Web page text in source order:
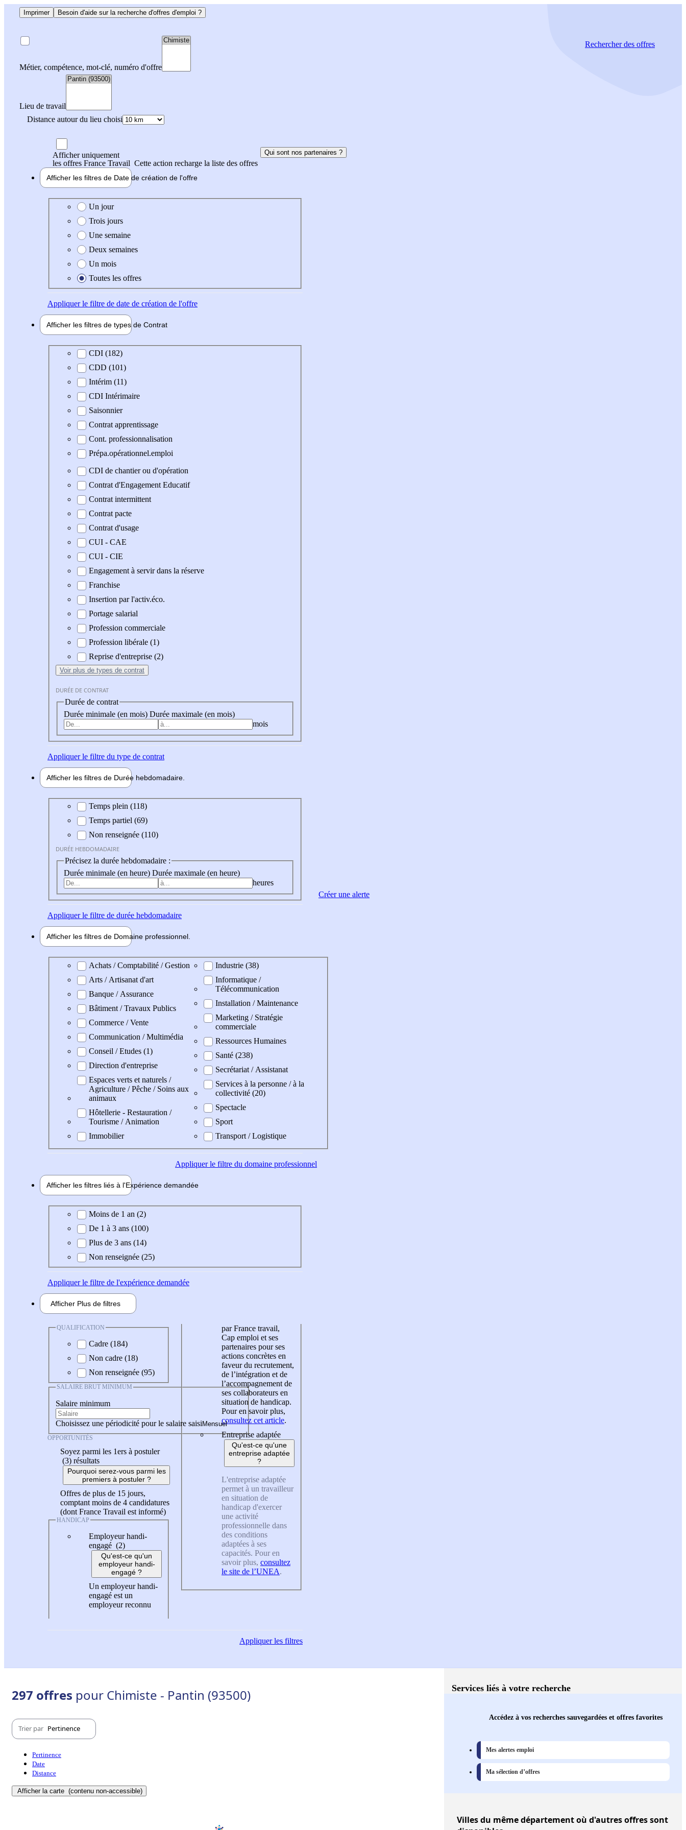
Imprimer Besoin d'aide sur la recherche d'offres d'emploi ?
Métier, compétence, mot-clé, numéro d'offre
Lieu de travail
Distance autour du lieu choisi
Rechercherdes offres
Afficher uniquement
les offres France Travail Cette action recharge la liste des offres
Qui sont nos partenaires ?
Afficher les filtres de Date de création de l'offre
Date de création de l'offre
Un jour
Trois jours
Une semaine
Deux semaines
Un mois
Toutes les offres
Appliquerle filtre de date de création de l'offre
Afficher les filtres de types de Contrat
Type de contratCDI (182)
CDD (101)
Intérim (11)
CDI Intérimaire
Saisonnier
Contrat apprentissage
Cont. professionnalisation
Prépa.opérationnel.emploi
CDI de chantier ou d'opération
Contrat d'Engagement Educatif
Contrat intermittent
Contrat pacte
Contrat d'usage
CUI - CAE
CUI - CIE
Engagement à servir dans la réserve
Franchise
Insertion par l'activ.éco.
Portage salarial
Profession commerciale
Profession libérale (1)
Reprise d'entreprise (2)
Voir plus de types de contrat
DURÉE DE CONTRAT
Durée de contrat
Durée minimale (en mois) Durée maximale (en mois)
mois
Appliquerle filtre du type de contrat
Afficher les filtres de Durée hebdomadaire
Durée hebdomadaire
Temps plein (118)
Temps partiel (69)
Non renseignée (110)
DURÉE HEBDOMADAIRE
Précisez la durée hebdomadaire :
Durée minimale (en heure) Durée maximale (en heure)
heures
Appliquerle filtre de durée hebdomadaire
Afficher les filtres de Domaine professionnel
Domaine professionel
Achats / Comptabilité / Gestion
Arts / Artisanat d'art
Banque / Assurance
Bâtiment / Travaux Publics
Commerce / Vente
Communication / Multimédia
Conseil / Etudes (1)
Direction d'entreprise
Espaces verts et naturels /
Agriculture / Pêche / Soins aux
animaux
Hôtellerie - Restauration /
Tourisme / Animation
Immobilier
Industrie (38)
Informatique /
Télécommunication
Installation / Maintenance
Marketing / Stratégie
commerciale
Ressources Humaines
Santé (238)
Secrétariat / Assistanat
Services à la personne / à la
collectivité (20)
Spectacle
Sport
Transport / Logistique
Appliquerle filtre du domaine professionnel
Afficher les filtres liés à l'Expérience demandée
Expérience demandée
Moins de 1 an (2)
De 1 à 3 ans (100)
Plus de 3 ans (14)
Non renseignée (25)
Appliquerle filtre de l'expérience demandée
Afficher Plus de filtres
QUALIFICATION
Cadre (184)
Non cadre (18)
Non renseignée (95)
SALAIRE BRUT MINIMUM
Salaire minimum
Choisissez une périodicité pour le salaire saisi
OPPORTUNITÉS
Soyez parmi les 1ers à postuler
(3) résultats
Pourquoi serez-vous parmi les
premiers à postuler ?
Offres de plus de 15 jours,
comptant moins de 4 candidatures
(dont France Travail est informé)
HANDICAP
Employeur handi-
engagé (2)
Qu'est-ce qu'un
employeur handi-
engagé ?
Un employeur handi-
engagé est un
employeur reconnu
par France travail,
Cap emploi et ses
partenaires pour ses
actions concrètes en
faveur du recrutement,
de l’intégration et de
l’accompagnement de
ses collaborateurs en
situation de handicap.
Pour en savoir plus,
consultez cet article.
Entreprise adaptée
Qu'est-ce qu'une
entreprise adaptée
?
L'entreprise adaptée
permet à un travailleur
en situation de
handicap d'exercer
une activité
professionnelle dans
des conditions
adaptées à ses
capacités. Pour en
savoir plus, consultez
le site de l’UNEA.
Appliquerles filtres
Créer une alerte
297 offres pour Chimiste - Pantin (93500)
Trier par Pertinence
Pertinence
Date
Distance
Afficher la carte (contenu non-accessible)
Services liés à votre recherche
Accédez à vos recherches sauvegardées et offres favorites
Mes alertes emploi
Ma sélection d’offres
Villesdu même département où d'autres offres sont